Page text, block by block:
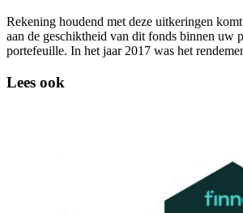
Rekening houdend met deze uitkeringen
aan de geschiktheid van dit fonds binnen uw
portefeuille. In het jaar 2017 was het
Lees ook